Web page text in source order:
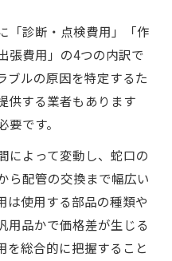
「診断・点検費用」「作
張費用」の4つの内訳で
ブルの原因を特定するた
供する業者もあります
です。
によって変動し、蛇口の
ら配管の交換まで幅広い
は使用する部品の種類や
用品かで価格差が生じる
を総合的に把握すること